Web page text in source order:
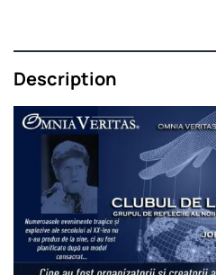
Description